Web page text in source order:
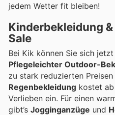
jedem Wetter fit bleiben!
Kinderbekleidung
Sale
Bei Kik können Sie sich
Pflegeleichter Outdoor-
zu stark reduzierten
Regenbekleidung kostet ab
Verlieben ein. Für einen
gibt’s Jogginganzüge und